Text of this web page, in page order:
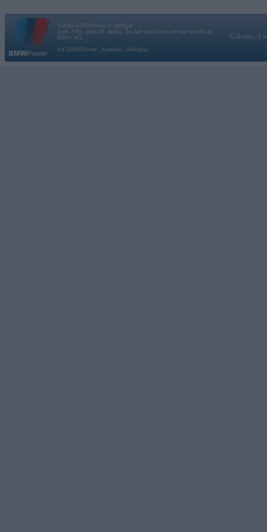
Vortāls BMWPower.lv darbojas
kopš 2002. gada 14. maija. Tas nav auto klubs un nav saistīts ar
BMW AG.
Par BMWPower
Kontakti Reklāma
Galvena